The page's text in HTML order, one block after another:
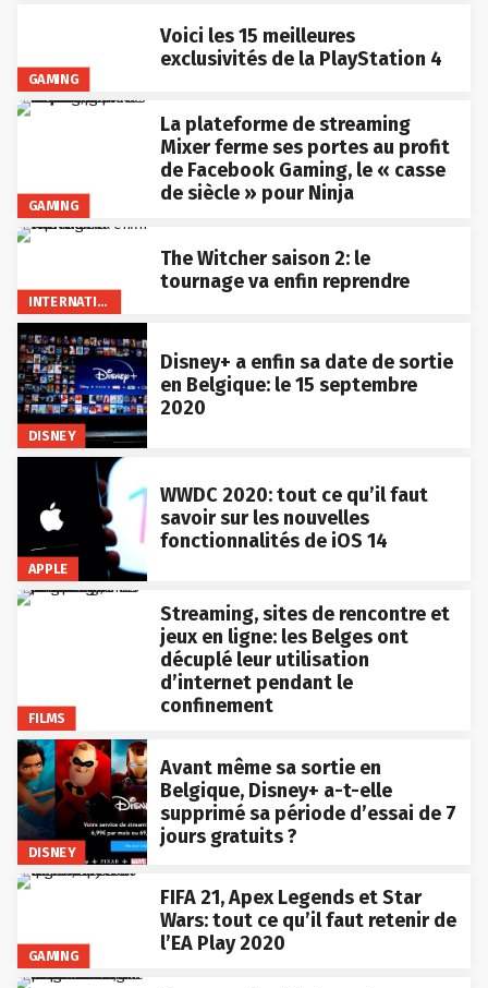
GAMING
Voici les 15 meilleures
exclusivités de la PlayStation 4
GAMING
La plateforme de streaming
Mixer ferme ses portes au profit
de Facebook Gaming, le « casse
de siècle » pour Ninja
INTERNATIONAL
The Witcher saison 2: le
tournage va enfin reprendre
DISNEY
Disney+ a enfin sa date de sortie
en Belgique: le 15 septembre
2020
APPLE
WWDC 2020: tout ce qu’il faut
savoir sur les nouvelles
fonctionnalités de iOS 14
FILMS
Streaming, sites de rencontre et
jeux en ligne: les Belges ont
décuplé leur utilisation
d’internet pendant le
confinement
DISNEY
Avant même sa sortie en
Belgique, Disney+ a-t-elle
supprimé sa période d’essai de 7
jours gratuits ?
GAMING
FIFA 21, Apex Legends et Star
Wars: tout ce qu’il faut retenir de
l’EA Play 2020